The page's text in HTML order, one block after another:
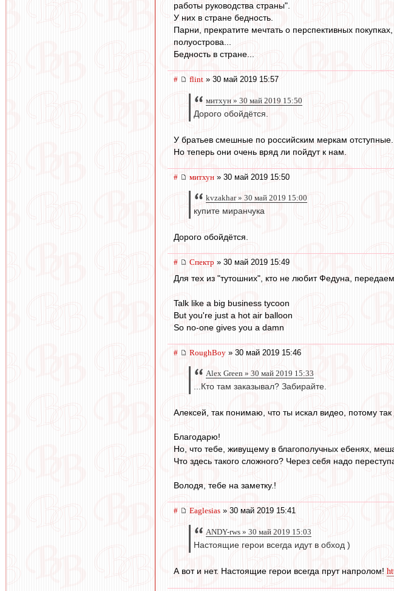
работы руководства страны".
У них в стране бедность.
Парни, прекратите мечтать о перспективных
полуострова...
Бедность в стране...
# flint » 30 май 2019 15:57
митхун » 30 май 2019 15:50
Дорого обойдётся.
У братьев смешные по российским меркам отступные.
Но теперь они очень вряд ли пойдут к нам.
# митхун » 30 май 2019 15:50
kvzakhar » 30 май 2019 15:00
купите миранчука
Дорого обойдётся.
# Спектр » 30 май 2019 15:49
Для тех из "тутошних", кто не любит Федуна,
Talk like a big business tycoon
But you're just a hot air balloon
So no-one gives you a damn
# RoughBoy » 30 май 2019 15:46
Alex Green » 30 май 2019 15:33
...Кто там заказывал? Забирайте.
Алексей, так понимаю, что ты искал видео, потому так
Благодарю!
Но, что тебе, живущему в благополучных ебенях,
Что здесь такого сложного? Через себя надо
Володя, тебе на заметку.!
# Eaglesias » 30 май 2019 15:41
ANDY-rws » 30 май 2019 15:03
Настоящие герои всегда идут в обход )
А вот и нет. Настоящие герои всегда прут напролом!